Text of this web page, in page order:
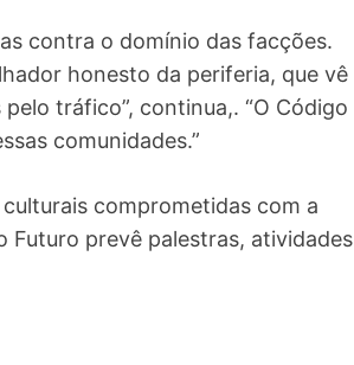
contra o domínio das facções.
honesto da periferia, que vê
tráfico”, continua,. “O Código
comunidades.”
comprometidas com a
Futuro prevê palestras, atividades